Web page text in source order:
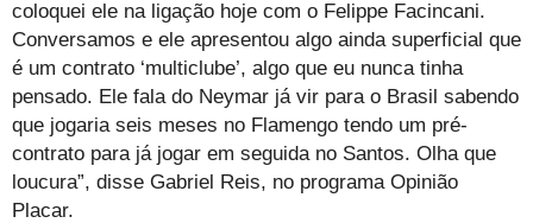
coloquei ele na ligação hoje com o Felippe Facincani.
Conversamos e ele apresentou algo ainda superficial que
é um contrato ‘multiclube’, algo que eu nunca tinha
pensado. Ele fala do Neymar já vir para o Brasil sabendo
que jogaria seis meses no Flamengo tendo um pré-
contrato para já jogar em seguida no Santos. Olha que
loucura”, disse Gabriel Reis, no programa Opinião
Placar.